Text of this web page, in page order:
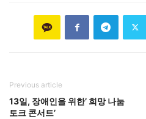
Previous article
13일, 장애인을 위한’ 희망 나눔
토크 콘서트’